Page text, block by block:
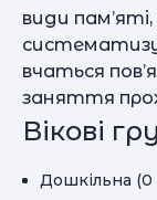
види
вчаться
заняття
Вікові
Дошкільна (0